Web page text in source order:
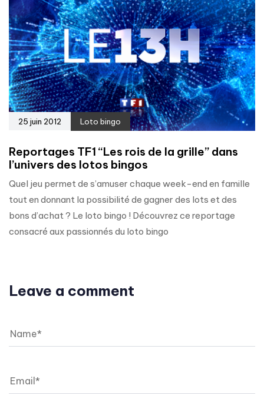
25 juin 2012 Loto bingo
Reportages TF1 “Les rois de la grille” dans
l’univers des lotos bingos
Quel jeu permet de s’amuser chaque week-end en famille
tout en donnant la possibilité de gagner des lots et des
bons d’achat ? Le loto bingo ! Découvrez ce reportage
consacré aux passionnés du loto bingo
Leave a comment